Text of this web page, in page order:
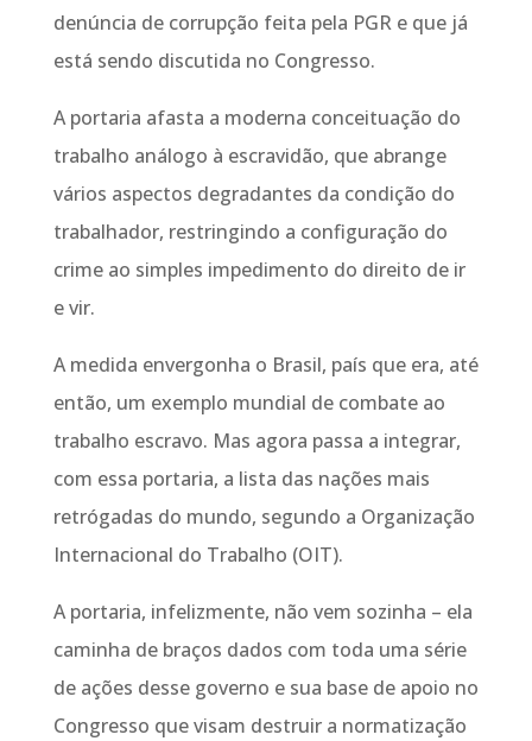
denúncia de corrupção feita pela PGR e que já
está sendo discutida no Congresso.
A portaria afasta a moderna conceituação do
trabalho análogo à escravidão, que abrange
vários aspectos degradantes da condição do
trabalhador, restringindo a configuração do
crime ao simples impedimento do direito de ir
e vir.
A medida envergonha o Brasil, país que era, até
então, um exemplo mundial de combate ao
trabalho escravo. Mas agora passa a integrar,
com essa portaria, a lista das nações mais
retrógadas do mundo, segundo a Organização
Internacional do Trabalho (OIT).
A portaria, infelizmente, não vem sozinha – ela
caminha de braços dados com toda uma série
de ações desse governo e sua base de apoio no
Congresso que visam destruir a normatização